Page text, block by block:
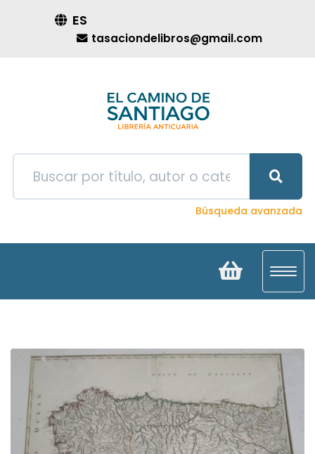
ES
tasaciondelibros@gmail.com
Búsqueda avanzada